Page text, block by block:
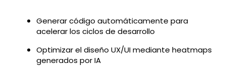
Generar código automáticamente para
acelerar los ciclos de desarrollo
Optimizar el diseño UX/UI mediante heatmaps
generados por IA